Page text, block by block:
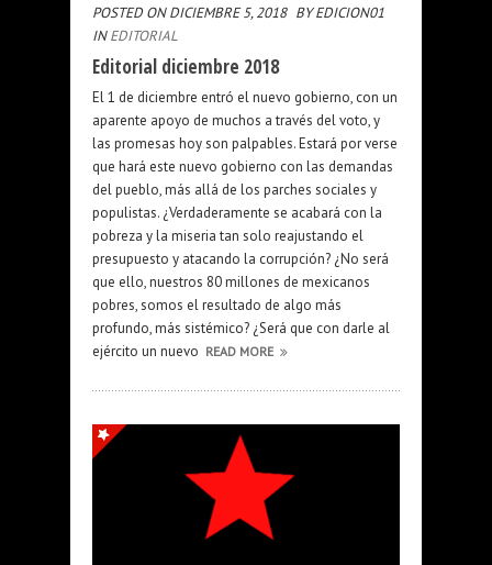
POSTED ON DICIEMBRE 5, 2018 BY EDICION01
INEDITORIAL
Editorial diciembre 2018
El 1 de diciembre entró el nuevo gobierno, con un
aparente apoyo de muchos a través del voto, y
las promesas hoy son palpables. Estará por verse
que hará este nuevo gobierno con las demandas
del pueblo, más allá de los parches sociales y
populistas. ¿Verdaderamente se acabará con la
pobreza y la miseria tan solo reajustando el
presupuesto y atacando la corrupción? ¿No será
que ello, nuestros 80 millones de mexicanos
pobres, somos el resultado de algo más
profundo, más sistémico? ¿Será que con darle al
ejército un nuevo READ MORE